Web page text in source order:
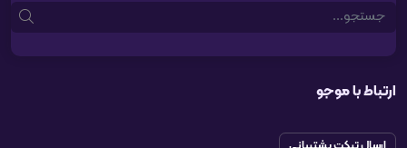
Search
ارتباط با موجو